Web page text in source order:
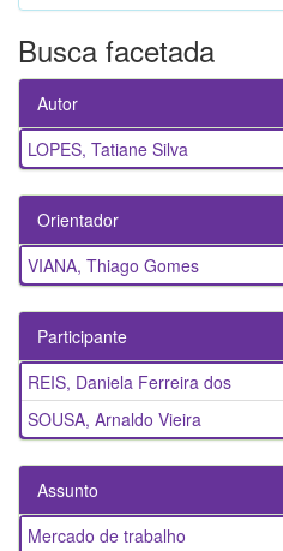
Busca facetada
Autor
LOPES, Tatiane Silva
Orientador
VIANA, Thiago Gomes
Participante
REIS, Daniela Ferreira dos
SOUSA, Arnaldo Vieira
Assunto
Mercado de trabalho